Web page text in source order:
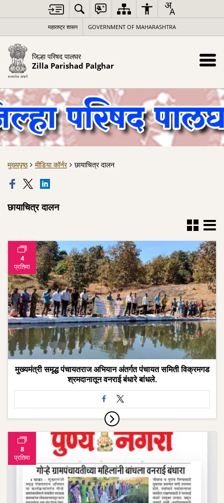
महाराष्ट्र शासन GOVERNMENT OF MAHARASHTRA
जिल्हा परिषद पालघर
Zilla Parishad Palghar
मुख्यपृष्ठ मीडिया कॉर्नर छायाचित्र दालन
छायाचित्र दालन
4
प्रतिमा
मुख्यमंत्री समृद्ध पंचायतराज अभियान अंतर्गत पंचायत समिती विक्रमगड
श्रमदानातून वनराई बंधारे बांधले.
8
प्रतिमा